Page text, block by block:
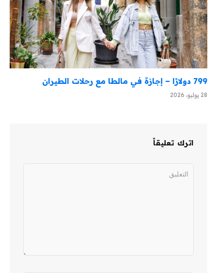
799 دولارًا – إجازة في مالطا مع رحلات الطيران
28 يوليو، 2026
اترك تعليقاً